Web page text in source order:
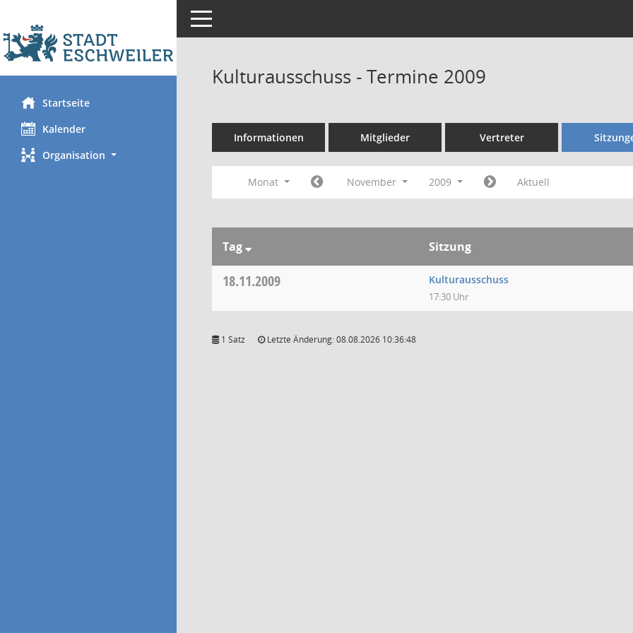
Startseite
Kalender
Organisation
Toggle navigation
Kulturausschuss - Termine 2009
Informationen Mitglieder Vertreter
Monat November 2009 Aktuell
Tag Sitzung
18.11.2009 Kulturausschuss
17:30 Uhr
1 Satz Letzte Änderung: 08.08.2026 10:36:48